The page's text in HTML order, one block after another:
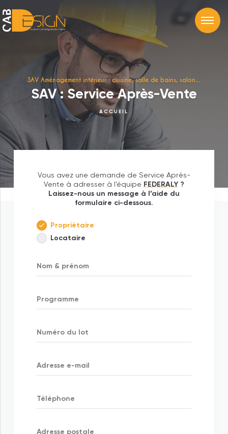
SAV Aménagement intérieur : cuisine, salle de bains, salon...
SAV : Service Après-Vente
ACCUEIL
Vous avez une demande de Service Après-
Vente à adresser à l’équipe FEDERALY?
Laissez-nous un message à l’aide du
formulaire ci-dessous.
Propriétaire
Locataire